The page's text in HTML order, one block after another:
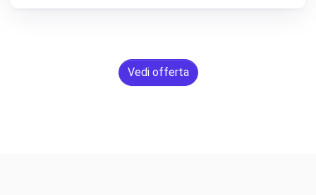
Vedi offerta